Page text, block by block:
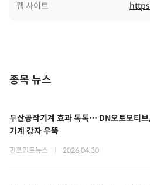
웹 사이트
종목 뉴스
두산공작기계 효과 톡톡… DN오토모티브
기계 강자 우뚝
핀포인트뉴스 2026.04.30